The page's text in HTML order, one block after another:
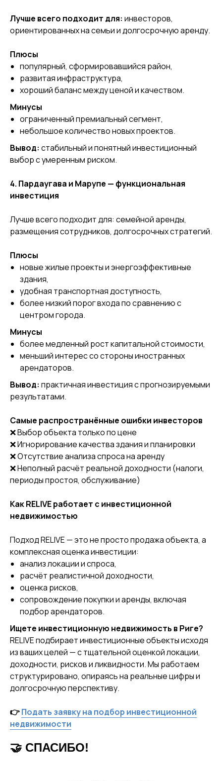
Лучше всего подходит для: инвесторов,
ориентированных на семьи и долгосрочную аренду.
Плюсы
популярный, сформировавшийся район,
развитая инфраструктура,
хороший баланс между ценой и качеством.
Минусы
ограниченный премиальный сегмент,
небольшое количество новых проектов.
Вывод: стабильный и понятный инвестиционный
выбор с умеренным риском.
4. Пардаугава и Марупе — функциональная
инвестиция
Лучше всего подходит для: семейной аренды,
размещения сотрудников, долгосрочных стратегий.
Плюсы
новые жилые проекты и энергоэффективные
здания,
удобная транспортная доступность,
более низкий порог входа по сравнению с
центром города.
Минусы
более медленный рост капитальной стоимости,
меньший интерес со стороны иностранных
арендаторов.
Вывод: практичная инвестиция с прогнозируемыми
результатами.
Самые распространённые ошибки инвесторов
❌ Выбор объекта только по цене
❌ Игнорирование качества здания и планировки
❌ Отсутствие анализа спроса на аренду
❌ Неполный расчёт реальной доходности (налоги,
периоды простоя, обслуживание)
Как RELIVE работает с инвестиционной
недвижимостью
Подход RELIVE — это не просто продажа объекта, а
комплексная оценка инвестиции:
анализ локации и спроса,
расчёт реалистичной доходности,
оценка рисков,
сопровождение покупки и аренды, включая
подбор арендаторов.
Ищете инвестиционную недвижимость в Риге?
RELIVE подбирает инвестиционные объекты исходя
из ваших целей — с тщательной оценкой локации,
доходности, рисков и ликвидности. Мы работаем
структурировано, опираясь на реальные цифры и
долгосрочную перспективу.
👉Подать заявку на подбор инвестиционной
недвижимости
🤝 СПАСИБО!